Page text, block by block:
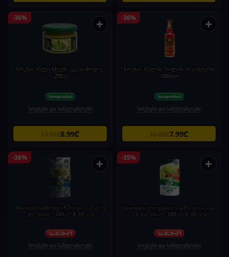
-36% +
სოუსი 'ოქეი სნექს' გუაკამოლე,
250გ
სოუსები და სანელებლები
13.95₾8.99₾
-36% +
სოუსი 'მელის' ჩილის პიკანტური
100მლ
სოუსები და სანელებლები
12.50₾7.99₾
-36% +
მაიონეზი სამარხვო 57% დოი-პაკი /3
ჟელანია/ - 380გრ X 30 ც/ყ
სოუსები და სანელებლები
-35% +
მაიონეზი პროვანსალი 67% დოი-პაკი
/3 ჟელანია/ - 380გრ X 30 ც/ყ
სოუსები და სანელებლები